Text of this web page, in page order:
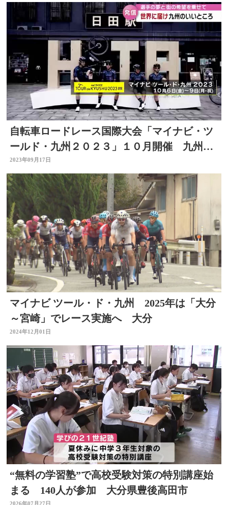
自転車ロードレース国際大会「マイナビ・ツ
ールド・九州２０２３」１０月開催 九州の
魅力を世界へ【大分】
2023年09月17日
マイナビ ツール・ド・九州 2025年は「大分
～宮崎」でレース実施へ 大分
2024年12月01日
“無料の学習塾”で高校受験対策の特別講座始
まる 140人が参加 大分県豊後高田市
2026年07月27日